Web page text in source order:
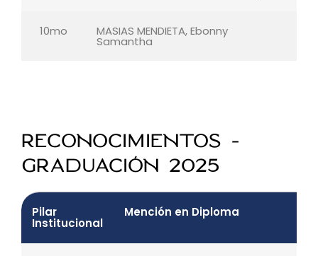
10mo MASIAS MENDIETA, Ebonny
Samantha
RECONOCIMIENTOS -
GRADUACIÓN 2025
Pilar
Institucional
Mención en Diploma